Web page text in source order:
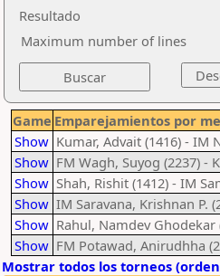
Resultado
Maximum number of lines
Game Emparejamientos por
Show Kumar, Advait (1416) - IM
Show FM Wagh, Suyog (2237) -
Show Shah, Rishit (1412) - IM
Show IM Saravana, Krishnan P.
Show Rahul, Namdev Ghodekar
Show FM Potawad, Anirudhha
Mostrar todos los torneos